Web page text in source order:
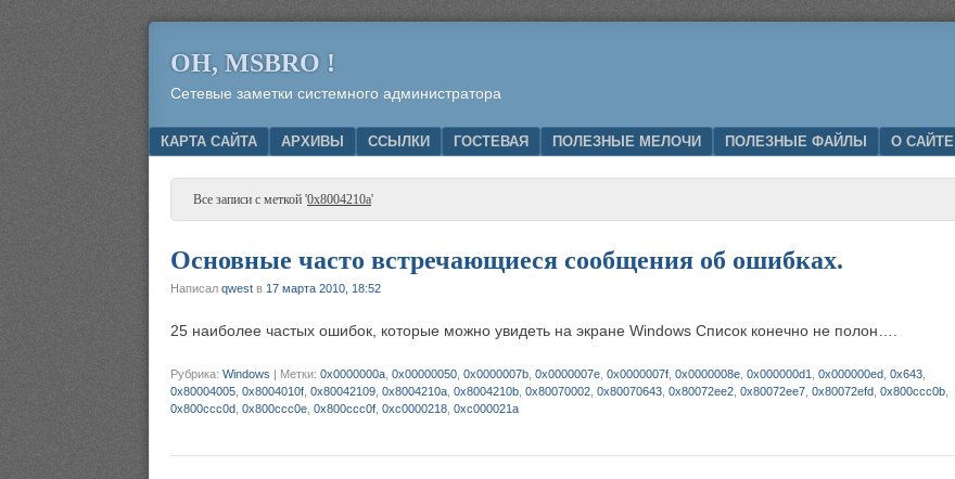
OH, MSBRO !
Сетевые заметки системного администратора
Menu
SKIP TO CONTENT
КАРТА САЙТА АРХИВЫ ССЫЛКИ ГОСТЕВАЯ ПОЛЕЗНЫЕ МЕЛОЧИ ПОЛЕЗНЫЕ ФАЙЛЫ О САЙТЕ
Все записи с меткой '0x8004210a'
Основные часто встречающиеся сообщения об ошибках.
Написал qwest в 17 марта 2010, 18:52
25 наиболее частых ошибок, которые можно увидеть на экране Windows Список конечно не полон….
Рубрика: Windows | Метки: 0x0000000a 0x00000050 0x0000007b 0x0000007e 0x0000007f 0x0000008e 0x000000d1 0x000000ed 0x643
0x80004005 0x8004010f 0x80042109 0x8004210a 0x8004210b 0x80070002 0x80070643 0x80072ee2 0x80072ee7 0x80072efd 0x800ccc0b
0x800ccc0d 0x800ccc0e 0x800ccc0f 0xc0000218 0xc000021a